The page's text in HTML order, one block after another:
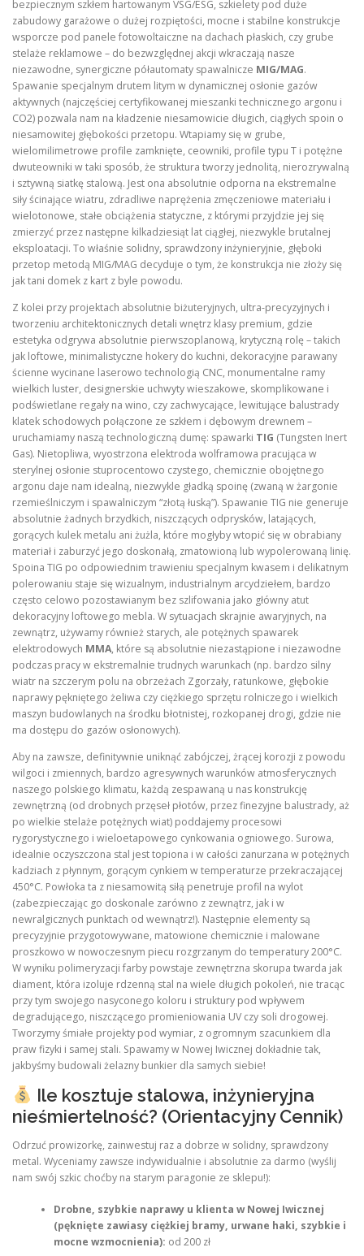
bezpiecznym szkłem hartowanym VSG/ESG, szkielety pod duże
zabudowy garażowe o dużej rozpiętości, mocne i stabilne konstrukcje
wsporcze pod panele fotowoltaiczne na dachach płaskich, czy grube
stelaże reklamowe – do bezwzględnej akcji wkraczają nasze
niezawodne, synergiczne półautomaty spawalnicze MIG/MAG.
Spawanie specjalnym drutem litym w dynamicznej osłonie gazów
aktywnych (najczęściej certyfikowanej mieszanki technicznego argonu i
CO2) pozwala nam na kładzenie niesamowicie długich, ciągłych spoin o
niesamowitej głębokości przetopu. Wtapiamy się w grube,
wielomilimetrowe profile zamknięte, ceowniki, profile typu T i potężne
dwuteowniki w taki sposób, że struktura tworzy jednolitą, nierozrywalną
i sztywną siatkę stalową. Jest ona absolutnie odporna na ekstremalne
siły ścinające wiatru, zdradliwe naprężenia zmęczeniowe materiału i
wielotonowe, stałe obciążenia statyczne, z którymi przyjdzie jej się
zmierzyć przez następne kilkadziesiąt lat ciągłej, niezwykle brutalnej
eksploatacji. To właśnie solidny, sprawdzony inżynieryjnie, głęboki
przetop metodą MIG/MAG decyduje o tym, że konstrukcja nie złoży się
jak tani domek z kart z byle powodu.
Z kolei przy projektach absolutnie biżuteryjnych, ultra-precyzyjnych i
tworzeniu architektonicznych detali wnętrz klasy premium, gdzie
estetyka odgrywa absolutnie pierwszoplanową, krytyczną rolę – takich
jak loftowe, minimalistyczne hokery do kuchni, dekoracyjne parawany
ścienne wycinane laserowo technologią CNC, monumentalne ramy
wielkich luster, designerskie uchwyty wieszakowe, skomplikowane i
podświetlane regały na wino, czy zachwycające, lewitujące balustrady
klatek schodowych połączone ze szkłem i dębowym drewnem –
uruchamiamy naszą technologiczną dumę: spawarki TIG (Tungsten Inert
Gas). Nietopliwa, wyostrzona elektroda wolframowa pracująca w
sterylnej osłonie stuprocentowo czystego, chemicznie obojętnego
argonu daje nam idealną, niezwykle gładką spoinę (zwaną w żargonie
rzemieślniczym i spawalniczym “złotą łuską”). Spawanie TIG nie generuje
absolutnie żadnych brzydkich, niszczących odprysków, latających,
gorących kulek metalu ani żużla, które mogłyby wtopić się w obrabiany
materiał i zaburzyć jego doskonałą, zmatowioną lub wypolerowaną linię.
Spoina TIG po odpowiednim trawieniu specjalnym kwasem i delikatnym
polerowaniu staje się wizualnym, industrialnym arcydziełem, bardzo
często celowo pozostawianym bez szlifowania jako główny atut
dekoracyjny loftowego mebla. W sytuacjach skrajnie awaryjnych, na
zewnątrz, używamy również starych, ale potężnych spawarek
elektrodowych MMA, które są absolutnie niezastąpione i niezawodne
podczas pracy w ekstremalnie trudnych warunkach (np. bardzo silny
wiatr na szczerym polu na obrzeżach Zgorzały, ratunkowe, głębokie
naprawy pękniętego żeliwa czy ciężkiego sprzętu rolniczego i wielkich
maszyn budowlanych na środku błotnistej, rozkopanej drogi, gdzie nie
ma dostępu do gazów osłonowych).
Aby na zawsze, definitywnie uniknąć zabójczej, żrącej korozji z powodu
wilgoci i zmiennych, bardzo agresywnych warunków atmosferycznych
naszego polskiego klimatu, każdą zespawaną u nas konstrukcję
zewnętrzną (od drobnych przęseł płotów, przez finezyjne balustrady, aż
po wielkie stelaże potężnych wiat) poddajemy procesowi
rygorystycznego i wieloetapowego cynkowania ogniowego. Surowa,
idealnie oczyszczona stal jest topiona i w całości zanurzana w potężnych
kadziach z płynnym, gorącym cynkiem w temperaturze przekraczającej
450°C. Powłoka ta z niesamowitą siłą penetruje profil na wylot
(zabezpieczając go doskonale zarówno z zewnątrz, jak i w
newralgicznych punktach od wewnątrz!). Następnie elementy są
precyzyjnie przygotowywane, matowione chemicznie i malowane
proszkowo w nowoczesnym piecu rozgrzanym do temperatury 200°C.
W wyniku polimeryzacji farby powstaje zewnętrzna skorupa twarda jak
diament, która izoluje rdzenną stal na wiele długich pokoleń, nie tracąc
przy tym swojego nasyconego koloru i struktury pod wpływem
degradującego, niszczącego promieniowania UV czy soli drogowej.
Tworzymy śmiałe projekty pod wymiar, z ogromnym szacunkiem dla
praw fizyki i samej stali. Spawamy w Nowej Iwicznej dokładnie tak,
jakbyśmy budowali żelazny bunkier dla samych siebie!
Ile kosztuje stalowa, inżynieryjna
nieśmiertelność? (Orientacyjny Cennik)
Odrzuć prowizorkę, zainwestuj raz a dobrze w solidny, sprawdzony
metal. Wyceniamy zawsze indywidualnie i absolutnie za darmo (wyślij
nam swój szkic choćby na starym paragonie ze sklepu!):
Drobne, szybkie naprawy u klienta w Nowej Iwicznej
(pęknięte zawiasy ciężkiej bramy, urwane haki, szybkie i
mocne wzmocnienia): od 200 zł